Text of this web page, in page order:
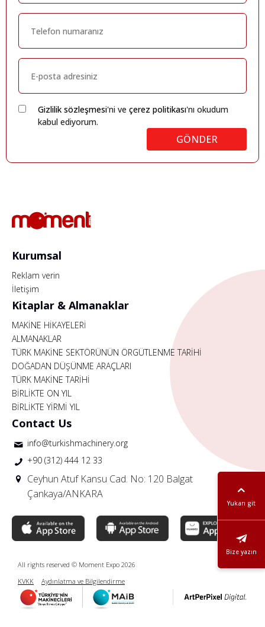
Gizlilik sözleşmesi'ni ve çerez politikası'nı okudum
kabul ediyorum.
GÖNDER
Yukarı git
Bize yazın
Kurumsal
Reklam verin
İletişim
Kitaplar & Almanaklar
MAKİNE HİKAYELERİ
ALMANAKLAR
TÜRK MAKİNE SEKTÖRÜNÜN ÖRGÜTLENME TARİHİ
DOĞADAN DÜŞÜNME ARAÇLARI
TÜRK MAKİNE TARİHİ
BİRLİKTE ON YIL
BİRLİKTE YİRMİ YIL
Contact Us
info@turkishmachinery.org
+90 (312) 444 12 33
Ceyhun Atuf Kansu Cad. No: 120 Balgat
Çankaya/ANKARA
All rights reserved © Moment Expo 2026
KVKK
Aydınlatma ve Bilgilendirme